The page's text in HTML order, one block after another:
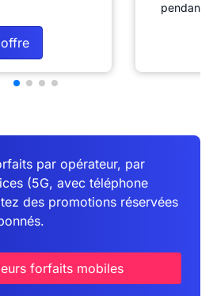
pendant
par opérateur, par
(5G, avec téléphone
des promotions réservées
forfaits mobiles